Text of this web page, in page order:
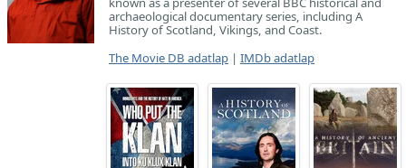
archaeological documentary series, including A
History of Scotland, Vikings, and Coast.
The Movie DB adatlap | IMDb adatlap